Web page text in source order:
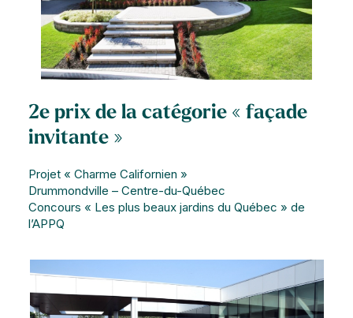
2e prix de la catégorie « façade
invitante »
Projet « Charme Californien »
Drummondville – Centre-du-Québec
Concours « Les plus beaux jardins du Québec » de
l’APPQ